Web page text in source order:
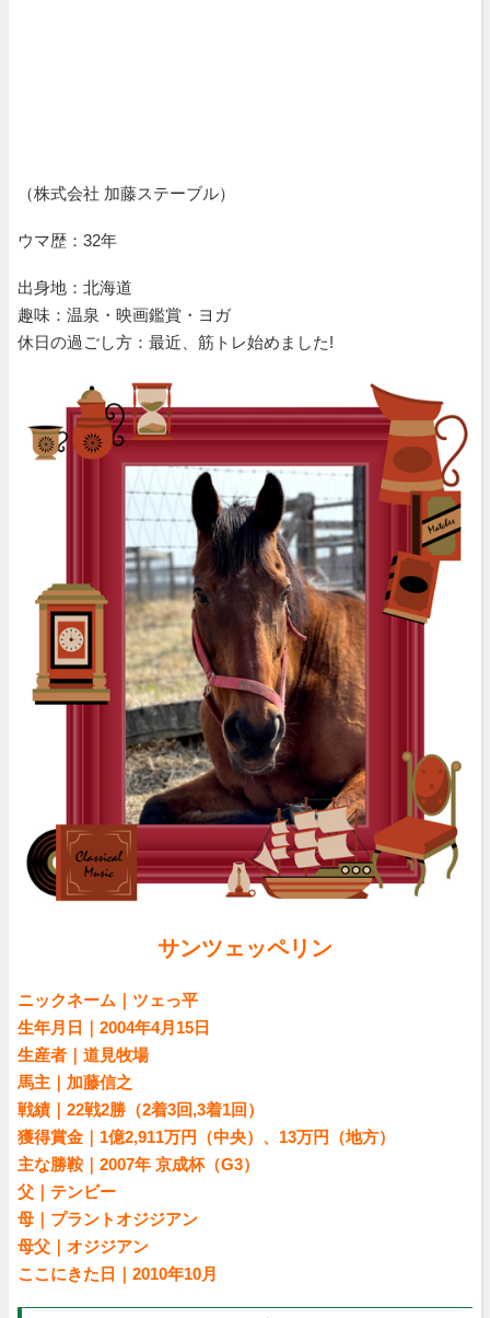
（株式会社 加藤ステーブル）
ウマ歴：32年
出身地：北海道
趣味：温泉・映画鑑賞・ヨガ
休日の過ごし方：最近、筋トレ始めました!
サンツェッペリン
ニックネーム｜ツェっ平
生年月日｜2004年4月15日
生産者｜道見牧場
馬主｜加藤信之
戦績｜22戦2勝（2着3回,3着1回）
獲得賞金｜1億2,911万円（中央）、13万円（地方）
主な勝鞍｜2007年 京成杯（G3）
父｜テンビー
母｜プラントオジジアン
母父｜オジジアン
ここにきた日｜2010年10月